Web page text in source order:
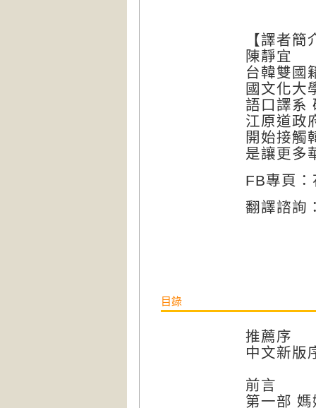
【譯者簡
陳靜宜
台韓雙國
國文化大
語口譯系
江原道政
開始接觸
是讓更多
FB專頁
翻譯諮詢
目錄
推薦序
中文新版
前言
第一部